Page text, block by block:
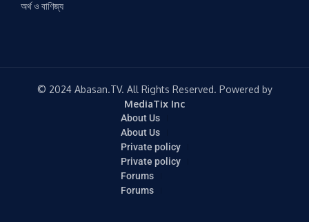
অর্থ ও বাণিজ্য
© 2024 Abasan.TV. All Rights Reserved. Powered by
MediaTix Inc
About Us
About Us
Private policy
Private policy
Forums
Forums